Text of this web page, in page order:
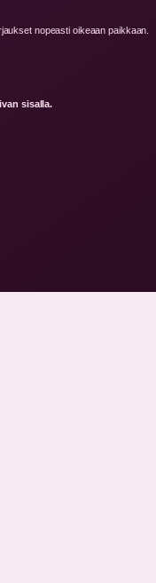
nopeasti oikeaan paikkaan.
sisalla.